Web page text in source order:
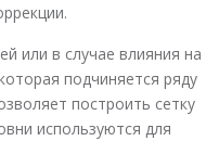
или в случае влияния на
подчиняется ряду
построить сетку
используются для